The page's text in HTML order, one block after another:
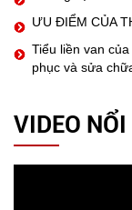
ƯU ĐIỂM CỦA
Tiểu liền van
phục và sửa
VIDEO